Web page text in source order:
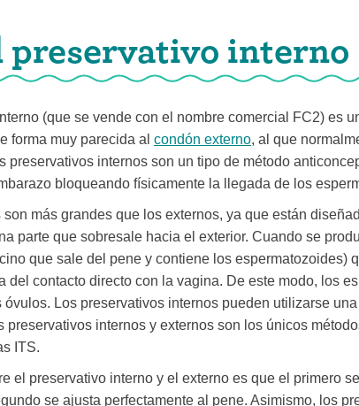
preservativo interno
(que se vende con el nombre comercial FC2) es
forma muy parecida al condón externo, al que
preservativos internos son un tipo de método
bloqueando físicamente la llegada de los
son más grandes que los externos, ya que están
parte que sobresale hacia el exterior. Cuando se
que sale del pene y contiene los espermatozoides)
del contacto directo con la vagina. De este modo, los
Los preservativos internos pueden utilizarse una
preservativos internos y externos son los únicos
ITS.
el preservativo interno y el externo es que el primero
se ajusta perfectamente al pene. Asimismo, los